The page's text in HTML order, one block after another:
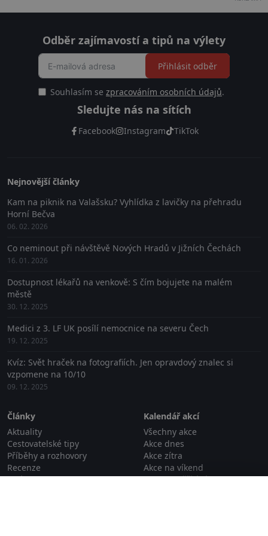
Odběr zajímavostí a tipů na výlety
Souhlasím se zpracováním osobních údajů.
Přihlásit odběr
Sledujte nás na sítích
Facebook Instagram TikTok
Nejnovější články
Kam na piknik na Valašsku? Vyhlídka z lavičky na přehradu
Horní Bečva
06. 02. 2026
Co neminout při návštěvě Nových Hradů v Jižních Čechách
16. 01. 2026
Dostupnost lékařů na venkově: S čím bojujete na malém
městě
30. 12. 2025
Medici z 3. LF UK posílí nemocnice na severu Čech
19. 12. 2025
Kvíz: Svět hraček na fotografiích. Jen opravdový znalec si
vzpomene na 10/10
09. 12. 2025
Články
Aktuality
Cestovatelské tipy
Příběhy a rozhovory
Recenze
Události
Kalendář akcí
Všechny akce
Akce dnes
Akce zítra
Akce na víkend
Akce na příští víkend